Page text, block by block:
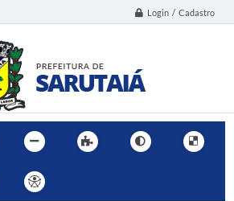
Login / Cadastro